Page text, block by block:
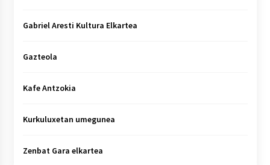
Gabriel Aresti Kultura Elkartea
Gazteola
Kafe Antzokia
Kurkuluxetan umegunea
Zenbat Gara elkartea